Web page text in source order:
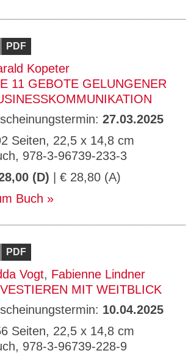
PDF
Kopeter
11 GEBOTE GELUNGENER
27.03.2025
Seiten, 22,5 x 14,8 cm
978-3-96739-233-3
(D) | € 28,80 (A)
Buch
PDF
Vogt, Fabienne Lindner
MIT WEITBLICK
10.04.2025
Seiten, 22,5 x 14,8 cm
978-3-96739-228-9